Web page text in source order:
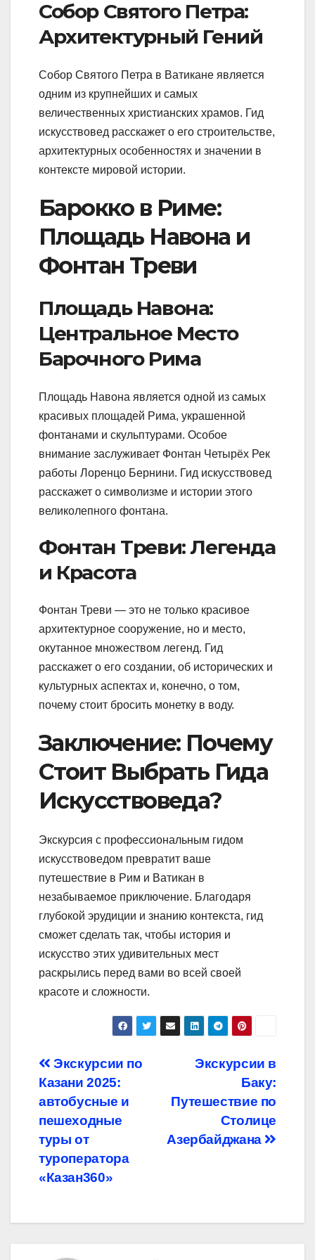
Собор Святого Петра:
Архитектурный Гений
Собор Святого Петра в Ватикане является
одним из крупнейших и самых
величественных христианских храмов. Гид
искусствовед расскажет о его строительстве,
архитектурных особенностях и значении в
контексте мировой истории.
Барокко в Риме:
Площадь Навона и
Фонтан Треви
Площадь Навона:
Центральное Место
Барочного Рима
Площадь Навона является одной из самых
красивых площадей Рима, украшенной
фонтанами и скульптурами. Особое
внимание заслуживает Фонтан Четырёх Рек
работы Лоренцо Бернини. Гид искусствовед
расскажет о символизме и истории этого
великолепного фонтана.
Фонтан Треви: Легенда
и Красота
Фонтан Треви — это не только красивое
архитектурное сооружение, но и место,
окутанное множеством легенд. Гид
расскажет о его создании, об исторических и
культурных аспектах и, конечно, о том,
почему стоит бросить монетку в воду.
Заключение: Почему
Стоит Выбрать Гида
Искусствоведа?
Экскурсия с профессиональным гидом
искусствоведом превратит ваше
путешествие в Рим и Ватикан в
незабываемое приключение. Благодаря
глубокой эрудиции и знанию контекста, гид
сможет сделать так, чтобы история и
искусство этих удивительных мест
раскрылись перед вами во всей своей
красоте и сложности.
Навигация
по
записям
Экскурсии в
Баку:
Путешествие по
Столице
Азербайджана
Экскурсии по
Казани 2025:
автобусные и
пешеходные
туры от
туроператора
«Казан360»